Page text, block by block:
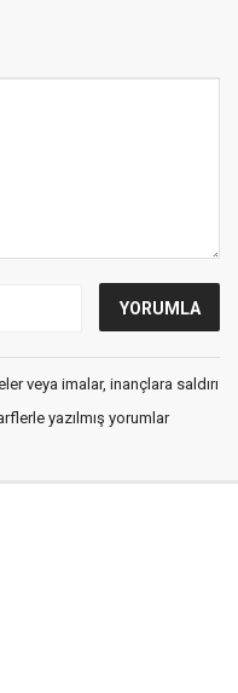
veya imalar, inançlara saldırı
yazılmış yorumlar